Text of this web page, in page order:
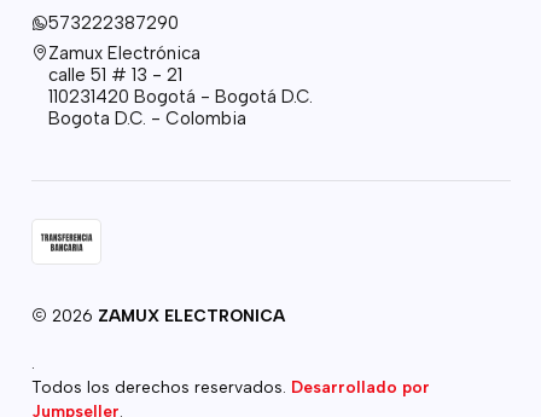
573222387290
Zamux Electrónica
calle 51 # 13 - 21
110231420 Bogotá - Bogotá D.C.
Bogota D.C. - Colombia
2026 ZAMUX ELECTRONICA
.
Todos los derechos reservados. Desarrollado por
Jumpseller.